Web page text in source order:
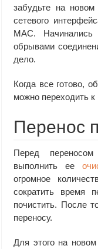
забудьте на
сетевого
MAC.
обрывами
дело.
Когда все готово,
можно переходить
Перенос
Перед
выполнить ее
огромное
сократить время
почистить. После
переносу.
Для этого на